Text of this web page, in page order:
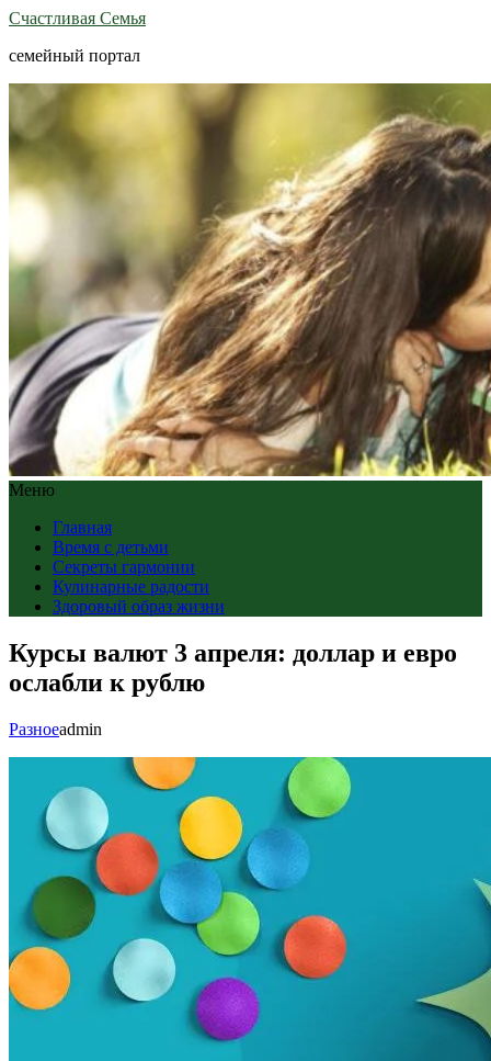
Счастливая Семья
семейный портал
Меню
Главная
Время с детьми
Секреты гармонии
Кулинарные радости
Здоровый образ жизни
Курсы валют 3 апреля: доллар и евро
ослабли к рублю
Разноеadmin